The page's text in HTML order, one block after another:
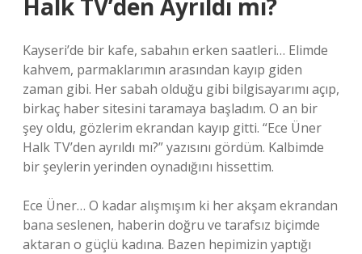
Halk TV’den Ayrıldı mı?
Kayseri’de bir kafe, sabahın erken saatleri… Elimde
kahvem, parmaklarımın arasından kayıp giden
zaman gibi. Her sabah olduğu gibi bilgisayarımı açıp,
birkaç haber sitesini taramaya başladım. O an bir
şey oldu, gözlerim ekrandan kayıp gitti. “Ece Üner
Halk TV’den ayrıldı mı?” yazısını gördüm. Kalbimde
bir şeylerin yerinden oynadığını hissettim.
Ece Üner… O kadar alışmışım ki her akşam ekrandan
bana seslenen, haberin doğru ve tarafsız biçimde
aktaran o güçlü kadına. Bazen hepimizin yaptığı